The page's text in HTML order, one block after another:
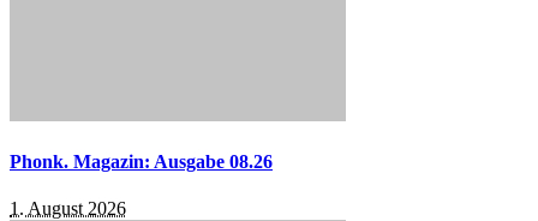
Phonk. Magazin: Ausgabe 08.26
1. August 2026